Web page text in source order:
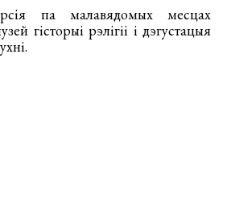
па малавядомых месцах
гісторыі рэлігіі і дэгустацыя